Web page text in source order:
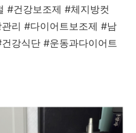
#건강보조제 #체지방컷
리 #다이어트보조제 #남
강식단 #운동과다이어트